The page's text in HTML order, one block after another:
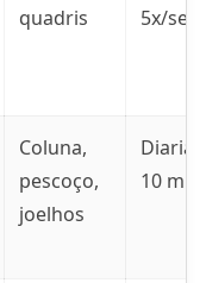
quadris
5x/
Coluna,
pescoço,
joelhos
10 min